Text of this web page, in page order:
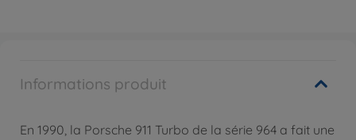
Informations produit
En 1990, la Porsche 911 Turbo de la série 964 a fait une